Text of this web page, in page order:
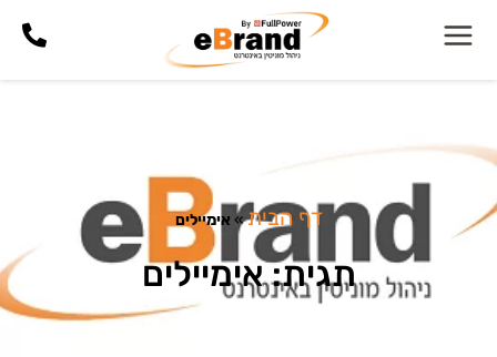
דף הבית» אימיילים
תגית: אימיילים